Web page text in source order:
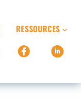
RESSOURCES